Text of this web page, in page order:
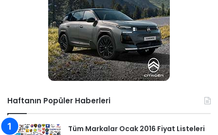
Haftanın Popüler Haberleri
Tüm Markalar Ocak 2016 Fiyat Listeleri